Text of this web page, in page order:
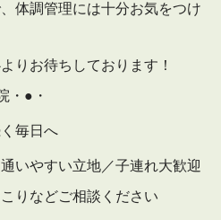
体調管理には十分お気をつけ
りお待ちしております！
・●・
毎日へ
いやすい立地／子連れ大歓迎
りなどご相談ください